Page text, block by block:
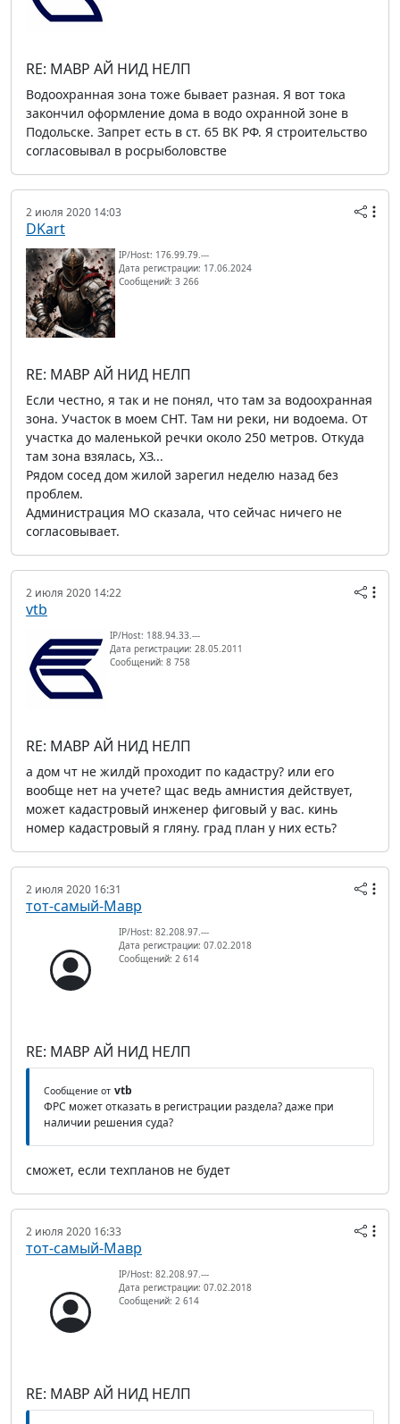
RE: МАВР АЙ НИД НЕЛП
Водоохранная зона тоже бывает разная. Я вот тока
закончил оформление дома в водо охранной зоне в
Подольске. Запрет есть в ст. 65 ВК РФ. Я строительство
согласовывал в росрыболовстве
2 июля 2020 14:03
DKart
IP/Host: 176.99.79.---
Дата регистрации: 17.06.2024
Сообщений: 3 266
RE: МАВР АЙ НИД НЕЛП
Если честно, я так и не понял, что там за водоохранная
зона. Участок в моем СНТ. Там ни реки, ни водоема. От
участка до маленькой речки около 250 метров. Откуда
там зона взялась, ХЗ...
Рядом сосед дом жилой зарегил неделю назад без
проблем.
Администрация МО сказала, что сейчас ничего не
согласовывает.
2 июля 2020 14:22
vtb
IP/Host: 188.94.33.---
Дата регистрации: 28.05.2011
Сообщений: 8 758
RE: МАВР АЙ НИД НЕЛП
а дом чт не жилдй проходит по кадастру? или его
вообще нет на учете? щас ведь амнистия действует,
может кадастровый инженер фиговый у вас. кинь
номер кадастровый я гляну. град план у них есть?
2 июля 2020 16:31
тот-самый-Мавр
IP/Host: 82.208.97.---
Дата регистрации: 07.02.2018
Сообщений: 2 614
RE: МАВР АЙ НИД НЕЛП
Сообщение от vtb
ФРС может отказать в регистрации раздела? даже при
наличии решения суда?
сможет, если техпланов не будет
2 июля 2020 16:33
тот-самый-Мавр
IP/Host: 82.208.97.---
Дата регистрации: 07.02.2018
Сообщений: 2 614
RE: МАВР АЙ НИД НЕЛП